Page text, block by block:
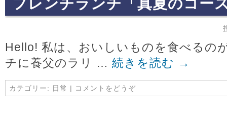
フレンチランチ「真夏のコー
Hello! 私は、おいしいものを食べるの
チに養父のラリ … 続きを読む →
カテゴリー: 日常 | コメントをどうぞ